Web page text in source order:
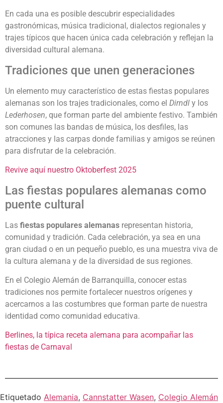
En cada una es posible descubrir especialidades
gastronómicas, música tradicional, dialectos regionales y
trajes típicos que hacen única cada celebración y reflejan la
diversidad cultural alemana.
Tradiciones que unen generaciones
Un elemento muy característico de estas fiestas populares
alemanas son los trajes tradicionales, como el Dirndl y los
Lederhosen, que forman parte del ambiente festivo. También
son comunes las bandas de música, los desfiles, las
atracciones y las carpas donde familias y amigos se reúnen
para disfrutar de la celebración.
Revive aquí nuestro Oktoberfest 2025
Las fiestas populares alemanas como
puente cultural
Las fiestas populares alemanas representan historia,
comunidad y tradición. Cada celebración, ya sea en una
gran ciudad o en un pequeño pueblo, es una muestra viva de
la cultura alemana y de la diversidad de sus regiones.
En el Colegio Alemán de Barranquilla, conocer estas
tradiciones nos permite fortalecer nuestros orígenes y
acercarnos a las costumbres que forman parte de nuestra
identidad como comunidad educativa.
Berlines, la típica receta alemana para acompañar las
fiestas de Carnaval
Etiquetado Alemania, Cannstatter Wasen, Colegio Alemán